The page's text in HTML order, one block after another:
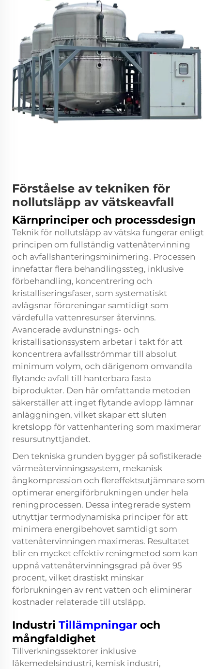
Förståelse av tekniken för
nollutsläpp av vätskeavfall
Kärnprinciper och processdesign
Teknik för nollutsläpp av vätska fungerar enligt
principen om fullständig vattenåtervinning
och avfallshanteringsminimering. Processen
innefattar flera behandlingssteg, inklusive
förbehandling, koncentrering och
kristalliseringsfaser, som systematiskt
avlägsnar föroreningar samtidigt som
värdefulla vattenresurser återvinns.
Avancerade avdunstnings- och
kristallisationssystem arbetar i takt för att
koncentrera avfallsströmmar till absolut
minimum volym, och därigenom omvandla
flytande avfall till hanterbara fasta
biprodukter. Den här omfattande metoden
säkerställer att inget flytande avlopp lämnar
anläggningen, vilket skapar ett sluten
kretslopp för vattenhantering som maximerar
resursutnyttjandet.
Den tekniska grunden bygger på sofistikerade
värmeåtervinningssystem, mekanisk
ångkompression och flereffektsutjämnare som
optimerar energiförbrukningen under hela
reningprocessen. Dessa integrerade system
utnyttjar termodynamiska principer för att
minimera energibehovet samtidigt som
vattenåtervinningen maximeras. Resultatet
blir en mycket effektiv reningmetod som kan
uppnå vattenåtervinningsgrad på över 95
procent, vilket drastiskt minskar
förbrukningen av rent vatten och eliminerar
kostnader relaterade till utsläpp.
Industri Tillämpningar och
mångfaldighet
Tillverkningssektorer inklusive
läkemedelsindustri, kemisk industri,